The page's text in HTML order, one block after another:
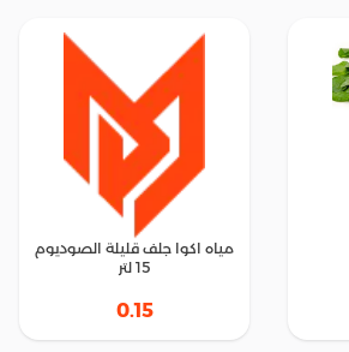
مياه اكوا جلف قليلة الصوديوم
15 لتر
0.15